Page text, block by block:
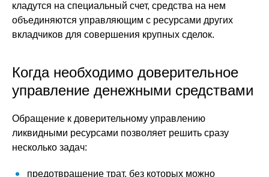
кладутся на специальный счет, средства на нем
объединяются управляющим с ресурсами других
вкладчиков для совершения крупных сделок.
Когда необходимо доверительное
управление денежными средствами
Обращение к доверительному управлению
ликвидными ресурсами позволяет решить сразу
несколько задач:
предотвращение трат, без которых можно